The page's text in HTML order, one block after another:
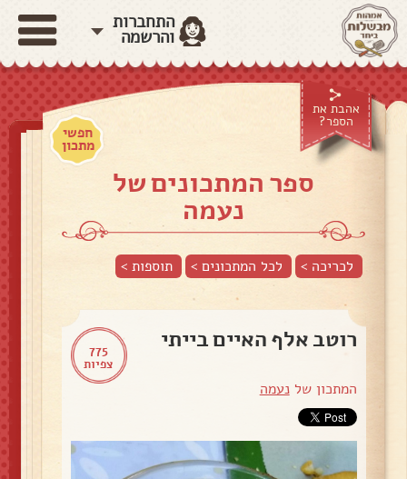
התחברות
והרשמה
אהבת את
הספר?
חפשי
מתכון
ספר המתכונים של
נעמה
לכריכה > לכל המתכונים > תוספות>
775
צפיות
רוטב אלף האיים בייתי
המתכון שלנעמה